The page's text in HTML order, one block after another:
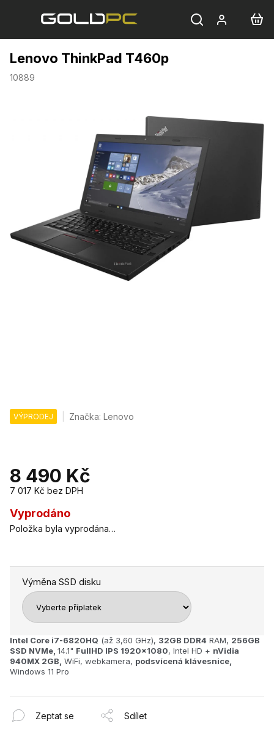
Lenovo ThinkPad T460p
10889
VÝPRODEJ Značka:Lenovo
8 490 Kč
7 017 Kč bez DPH
Měrná
cena:
Vyprodáno
Výměna SSD disku
Položka byla vyprodána…
Intel Core i7-6820HQ (až 3,60 GHz), 32GB DDR4 RAM, 256GB
SSD NVMe, 14.1" FullHD IPS 1920x1080, Intel HD + nVidia
940MX 2GB, WiFi, webkamera, podsvícená klávesnice,
Windows 11 Pro
Zeptat se Sdílet